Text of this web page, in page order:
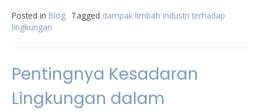
Posted in Blog Tagged dampak limbah industri terhadap
lingkungan
Pentingnya Kesadaran
Lingkungan dalam